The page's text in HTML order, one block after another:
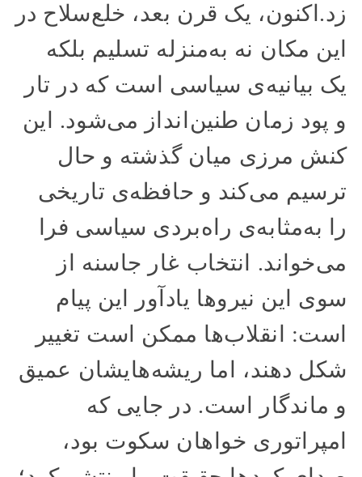
زد.اکنون، یک قرن بعد، خلع‌سلاح در
این مکان نه به‌منزله تسلیم بلکه
یک بیانیه‌ی سیاسی است که در تار
و پود زمان طنین‌انداز می‌شود. این
کنش مرزی میان گذشته و حال
ترسیم می‌کند و حافظه‌ی تاریخی
را به‌مثابه‌ی راه‌بردی سیاسی فرا
می‌خواند. انتخاب غار جاسنه از
سوی این نیروها یادآور این پیام
است: انقلاب‌ها ممکن است تغییر
شکل دهند، اما ریشه‌هایشان عمیق
و ماندگار است. در جایی که
امپراتوری خواهان سکوت بود،